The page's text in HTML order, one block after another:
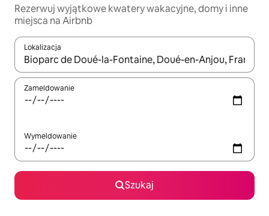
Rezerwuj wyjątkowe kwatery wakacyjne, domy i inne
miejsca na Airbnb
Lokalizacja
Gdy wyniki będą dostępne, możesz poruszać się po nich za
Zameldowanie
Wymeldowanie
Szukaj